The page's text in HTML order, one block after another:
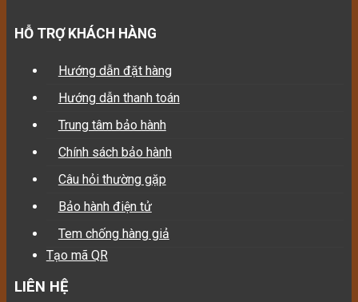
HỖ TRỢ KHÁCH HÀNG
Hướng dẫn đặt hàng
Hướng dẫn thanh toán
Trung tâm bảo hành
Chính sách bảo hành
Câu hỏi thường gặp
Bảo hành điện tử
Tem chống hàng giả
Tạo mã QR
LIÊN HỆ